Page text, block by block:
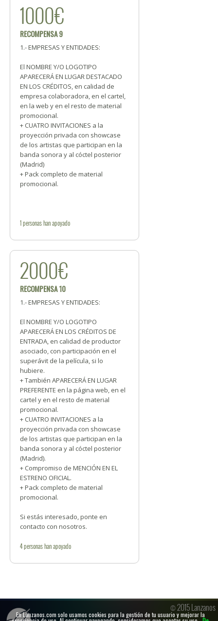
En Lanzanos.com solo usamos cookies para la gestión de tu usuario y mejorar la
1000€
RECOMPENSA 9
1.- EMPRESAS Y ENTIDADES:
El NOMBRE Y/O LOGOTIPO
APARECERÁ EN LUGAR DESTACADO
EN LOS CRÉDITOS, en calidad de
empresa colaboradora, en el cartel,
en la web y en el resto de material
promocional.
+ CUATRO INVITACIONES a la
proyección privada con showcase
de los artistas que participan en la
banda sonora y al cóctel posterior
(Madrid)
+ Pack completo de material
promocional.
1personashan apoyado
2000€
RECOMPENSA 10
1.- EMPRESAS Y ENTIDADES:
El NOMBRE Y/O LOGOTIPO
APARECERÁ EN LOS CRÉDITOS DE
ENTRADA, en calidad de productor
asociado, con participación en el
superávit de la película, si lo
hubiere.
+ También APARECERÁ EN LUGAR
PREFERENTE en la página web, en el
cartel y en el resto de material
promocional.
+ CUATRO INVITACIONES a la
proyección privada con showcase
de los artistas que participan en la
banda sonora y al cóctel posterior
(Madrid).
+ Compromiso de MENCIÓN EN EL
ESTRENO OFICIAL.
+ Pack completo de material
promocional.
Si estás interesado, ponte en
contacto con nosotros.
4personashan apoyado
© 2015 Lanzanos